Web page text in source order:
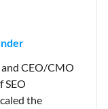
CEO/CMO
SEO
the